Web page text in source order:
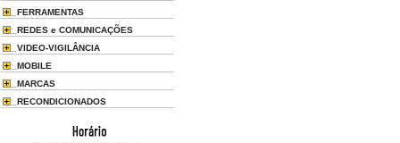
FERRAMENTAS
REDES e COMUNICAÇÕES
VIDEO-VIGILÂNCIA
MOBILE
MARCAS
RECONDICIONADOS